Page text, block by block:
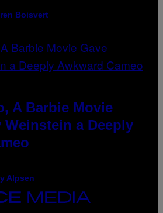
Boisvert
A Barbie Movie
Weinstein a Deeply
Alpsen